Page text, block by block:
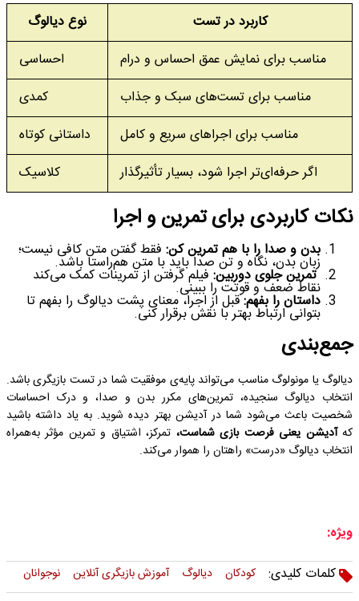
نوع دیالوگ
کاربرد در تست
احساسی
مناسب برای نمایش عمق احساس و درام
کمدی
مناسب برای تست‌های سبک و جذاب
داستانی کوتاه
مناسب برای اجراهای سریع و کامل
کلاسیک
اگر حرفه‌ای‌تر اجرا شود، بسیار تأثیرگذار
نکات کاربردی برای تمرین و اجرا
بدن و صدا را با هم تمرین کن: فقط گفتن متن کافی نیست؛
زبان بدن، نگاه و تن صدا باید با متن هم‌راستا باشد.
تمرین جلوی دوربین: فیلم گرفتن از تمرینات کمک می‌کند
نقاط ضعف و قوتت را ببینی.
داستان را بفهم:قبل از اجرا، معنای پشت دیالوگ را بفهم تا
بتوانی ارتباط بهتر با نقش برقرار کنی.
جمع‌بندی
دیالوگ یا مونولوگ مناسب می‌تواند پایه‌ی موفقیت شما در تست بازیگری باشد.
انتخاب دیالوگ سنجیده، تمرین‌های مکرر بدن و صدا، و درک احساسات
شخصیت باعث می‌شود شما در آدیشن بهتر دیده شوید. به یاد داشته باشید
کهآدیشن یعنی فرصت بازی شماست، تمرکز، اشتیاق و تمرین مؤثر به‌همراه
انتخاب دیالوگ «درست» راهتان را هموار می‌کند.
ویژه:
کلمات کلیدی:
کودکان دیالوگ آموزش بازیگری آنلاین نوجوانان